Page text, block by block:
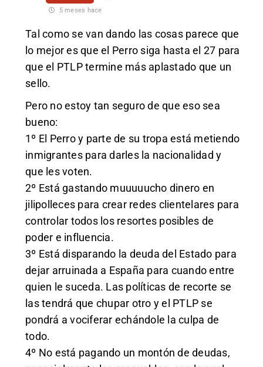
5 meses hace
Tal como se van dando las cosas parece que
lo mejor es que el Perro siga hasta el 27 para
que el PTLP termine más aplastado que un
sello.
Pero no estoy tan seguro de que eso sea
bueno:
1º El Perro y parte de su tropa está metiendo
inmigrantes para darles la nacionalidad y
que les voten.
2º Está gastando muuuuucho dinero en
jilipolleces para crear redes clientelares para
controlar todos los resortes posibles de
poder e influencia.
3º Está disparando la deuda del Estado para
dejar arruinada a España para cuando entre
quien le suceda. Las políticas de recorte se
las tendrá que chupar otro y el PTLP se
pondrá a vociferar echándole la culpa de
todo.
4º No está pagando un montón de deudas,